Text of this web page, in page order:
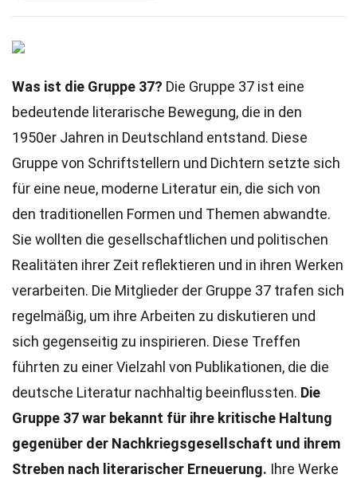
Was ist die Gruppe 37? Die Gruppe 37 ist eine
bedeutende literarische Bewegung, die in den
1950er Jahren in Deutschland entstand. Diese
Gruppe von Schriftstellern und Dichtern setzte sich
für eine neue, moderne Literatur ein, die sich von
den traditionellen Formen und Themen abwandte.
Sie wollten die gesellschaftlichen und politischen
Realitäten ihrer Zeit reflektieren und in ihren Werken
verarbeiten. Die Mitglieder der Gruppe 37 trafen sich
regelmäßig, um ihre Arbeiten zu diskutieren und
sich gegenseitig zu inspirieren. Diese Treffen
führten zu einer Vielzahl von Publikationen, die die
deutsche Literatur nachhaltig beeinflussten. Die
Gruppe 37 war bekannt für ihre kritische Haltung
gegenüber der Nachkriegsgesellschaft und ihrem
Streben nach literarischer Erneuerung. Ihre Werke